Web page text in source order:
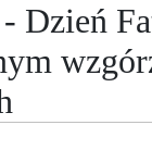
Dzień